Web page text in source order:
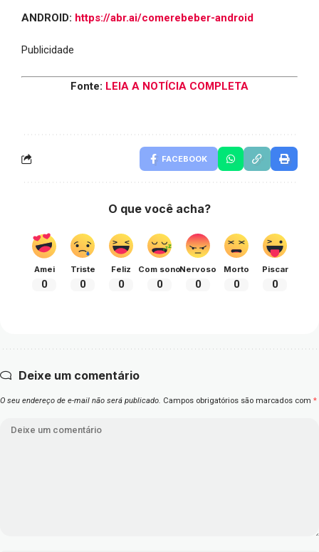
ANDROID: https://abr.ai/comerebeber-android
Publicidade
Fonte: LEIA A NOTÍCIA COMPLETA
FACEBOOK
O que você acha?
Amei
0
Triste
0
Feliz
0
Com sono
0
Nervoso
0
Morto
0
Piscar
0
Deixe um comentário
O seu endereço de e-mail não será publicado. Campos obrigatórios são marcados com *